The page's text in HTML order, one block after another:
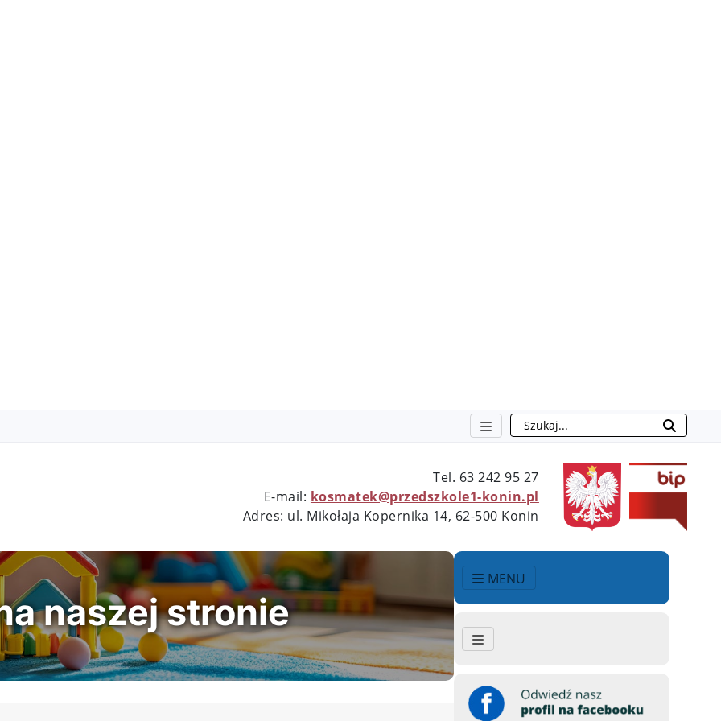
Szukaj
Tel. 63 242 95 27
E-mail: kosmatek@przedszkole1-konin.pl
Adres: ul. Mikołaja Kopernika 14, 62-500 Konin
MENU
naszej stronie